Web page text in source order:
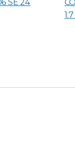
SE 24